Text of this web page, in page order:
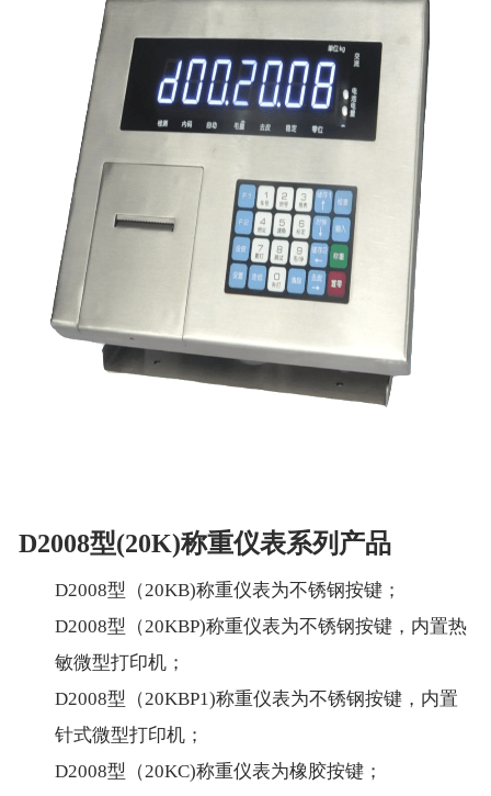
D2008型(20K)称重仪表系列产品
D2008型（20KB)称重仪表为不锈钢按键；
D2008型（20KBP)称重仪表为不锈钢按键，内置热
敏微型打印机；
D2008型（20KBP1)称重仪表为不锈钢按键，内置
针式微型打印机；
D2008型（20KC)称重仪表为橡胶按键；